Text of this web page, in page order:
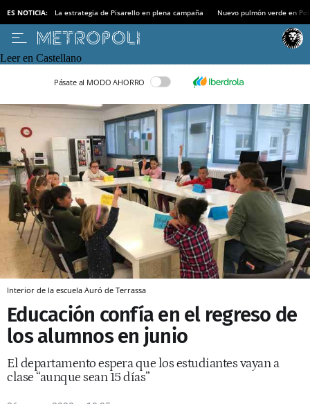
ES NOTICIA: La estrategia de Pisarello en plena campaña Nuevo pulmón verde en
Leer en Castellano
Pásate al MODO AHORRO
Interior de la escuela Auró de Terrassa
Educación confía en el regreso de
los alumnos en junio
El departamento espera que los estudiantes vayan a
clase “aunque sean 15 días”